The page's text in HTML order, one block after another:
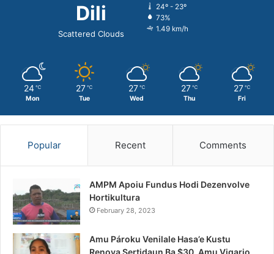
Dili
Scattered Clouds
24º - 23º
73%
1.49 km/h
24 ℃
Mon
27 ℃
Tue
27 ℃
Wed
27 ℃
Thu
27 ℃
Fri
Popular Recent Comments
AMPM Apoiu Fundus Hodi Dezenvolve
Hortikultura
February 28, 2023
Amu Pároku Venilale Hasa’e Kustu
Renova Sertidaun Ba $30, Amu Vigario